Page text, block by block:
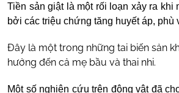
Tiền sản giật là một rối loạn xảy ra khi
bởi các triệu chứng tăng huyết áp, phù
Đây là một trong những tai biến sản
hưởng đến cả mẹ bầu và thai nhi.
Một số nghiên cứu trên động vật đã